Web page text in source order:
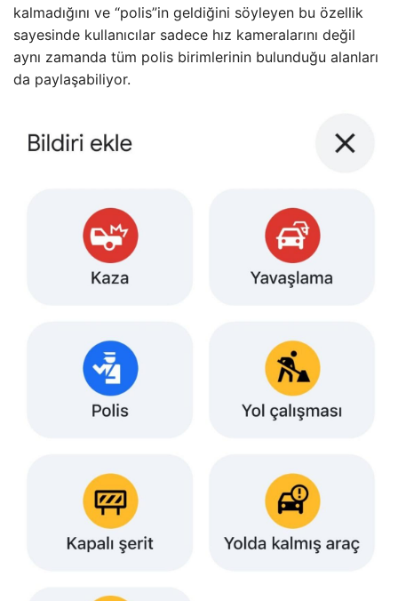
kalmadığını ve “polis”in geldiğini söyleyen bu özellik
sayesinde kullanıcılar sadece hız kameralarını değil
aynı zamanda tüm polis birimlerinin bulunduğu alanları
da paylaşabiliyor.